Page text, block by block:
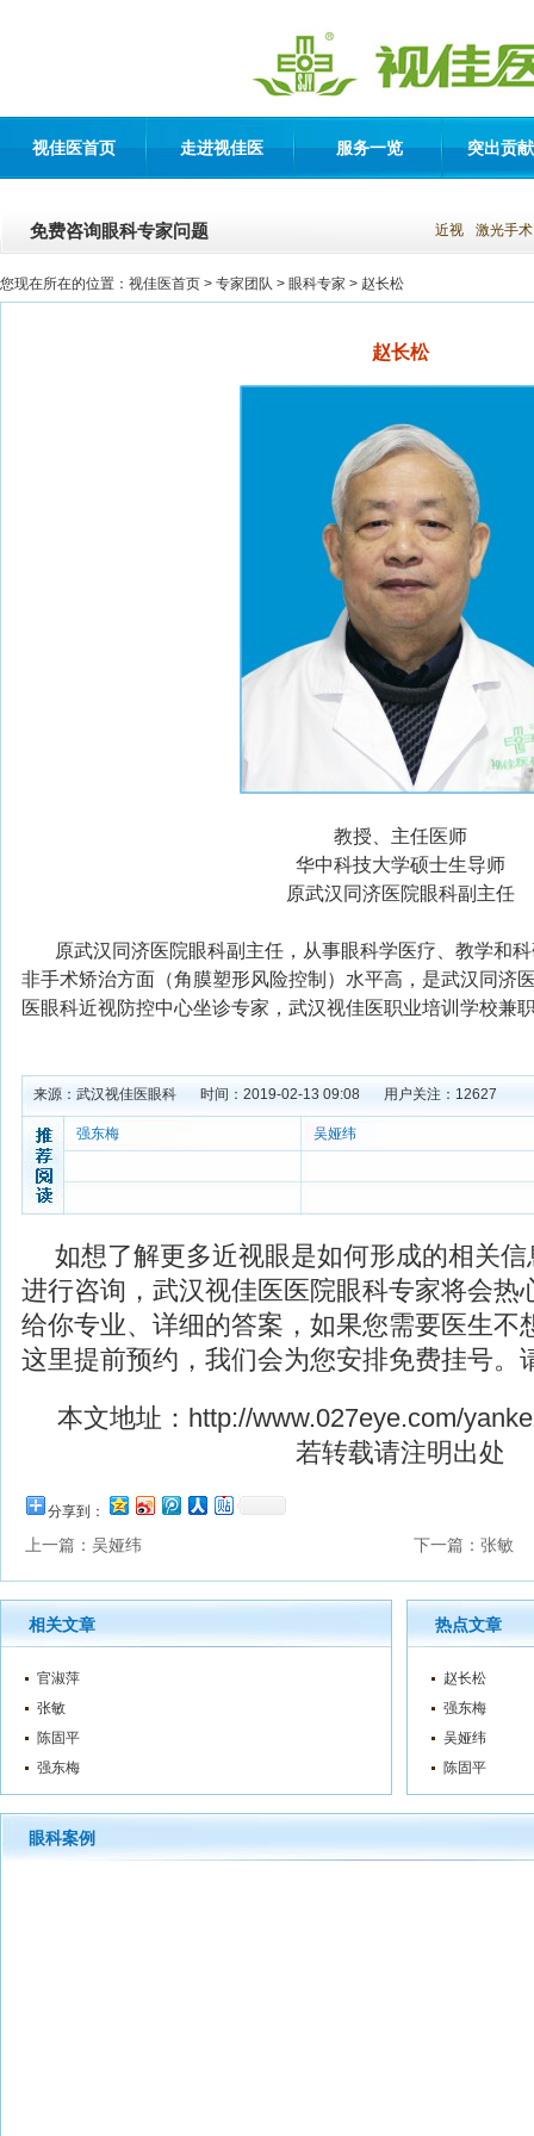
视佳医首页 走进视佳医 服务一览 突出贡
免费咨询眼科专家问题 近视 激光手术
您现在所在的位置： 视佳医首页 > 专家团队 > 眼科专家 > 赵长松
赵长松
教授、主任医师
华中科技大学硕士生导师
原武汉同济医院眼科副主任
原武汉同济医院眼科副主任，从事眼科学医疗、教学和科
非手术矫治方面（角膜塑形风险控制）水平高，是武汉同济
医眼科近视防控中心坐诊专家，武汉视佳医职业培训学校兼
来源： 武汉视佳医眼科 时间：2019-02-13 09:08 用户关注： 12627
强东梅 吴娅纬
如想了解更多近视眼是如何形成的相关
进行咨询，武汉视佳医医院眼科专家将会热
给你专业、详细的答案，如果您需要医生不
这里提前预约，我们会为您安排免费挂号。
本文地址： http://www.027eye.com/
若转载请注明出处
分享到：
上一篇： 吴娅纬 下一篇： 张敏
相关文章
官淑萍
张敏
陈固平
强东梅
热点文章
赵长松
强东梅
吴娅纬
陈固平
眼科案例